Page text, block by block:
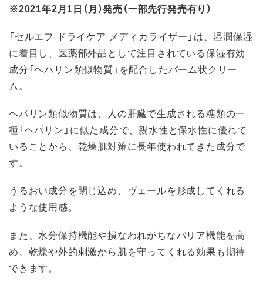
※2021年2月1日（月）発売（一部先行発売有り）
「セルエフ ドライケア メディカライザー」は、湿潤保湿
に着目し、医薬部外品として注目されている保湿有効
成分「ヘパリン類似物質」を配合したバーム状クリー
ム。
ヘパリン類似物質は、人の肝臓で生成される糖類の一
種「ヘパリン」に似た成分で、親水性と保水性に優れて
いることから、乾燥肌対策に長年使われてきた成分で
す。
うるおい成分を閉じ込め、ヴェールを形成してくれる
ような使用感。
また、水分保持機能や損なわれがちなバリア機能を高
め、乾燥や外的刺激から肌を守ってくれる効果も期待
できます。